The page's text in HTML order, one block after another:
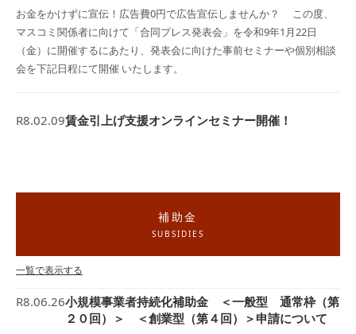
お金をかけずに宣伝！広告費0円で広告宣伝しませんか？ この度、
マスコミ関係者に向けて「合同プレス発表会」を令和9年1月22日
（金）に開催するにあたり、発表会に向けた事前セミナーや個別相談
会を下記日程にて開催 いたします。
R8.02.09賃金引上げ支援オンラインセミナー開催！
補助金
SUBSIDIES
一覧で表示する
R8.06.26小規模事業者持続化補助金 ＜一般型 通常枠（第
２０回）＞ ＜創業型（第４回）＞申請について